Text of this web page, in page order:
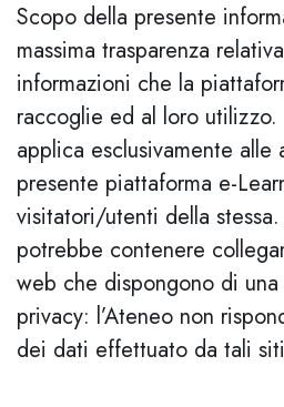
Scopo della presente
massima trasparenza
informazioni che la
raccoglie ed al loro utilizzo.
applica esclusivamente
presente piattaforma e-
visitatori/utenti della
potrebbe contenere
web che dispongono di
privacy: l’Ateneo non
dei dati effettuato da tali